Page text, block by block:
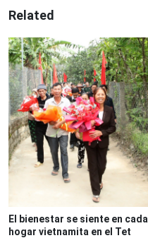
Related
El bienestar se siente en cada
hogar vietnamita en el Tet